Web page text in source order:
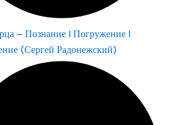
– Познание | Погружение |
(Сергей Радонежский)